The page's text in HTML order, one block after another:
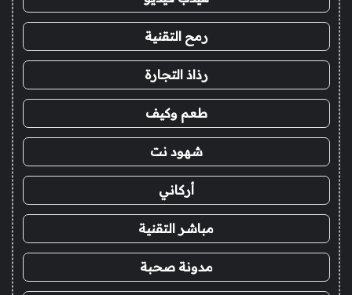
رمح التقنية
رذاذ التجارة
طعم وكيف
شهود نت
أركاني
مباشر التقنية
مدونة صحبة